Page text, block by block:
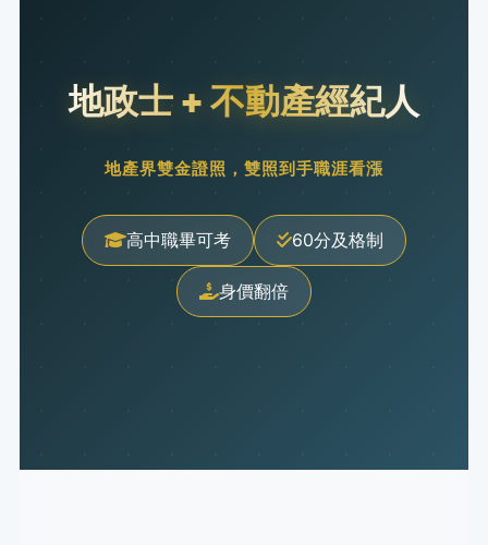
地政士 + 不動產經紀人
地產界雙金證照，雙照到手職涯看漲
高中職畢可考 60分及格制
身價翻倍